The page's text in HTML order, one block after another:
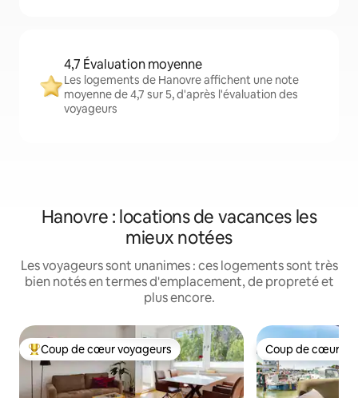
4,7 Évaluation moyenne
Les logements de Hanovre affichent une note
moyenne de 4,7 sur 5, d'après l'évaluation des
voyageurs
Hanovre : locations de vacances les
mieux notées
Les voyageurs sont unanimes : ces logements sont très
bien notés en termes d'emplacement, de propreté et
plus encore.
Coups de cœur voyageurs les plus appréciés
Coup de cœur voyageurs Coup de cœur
Coup de cœur